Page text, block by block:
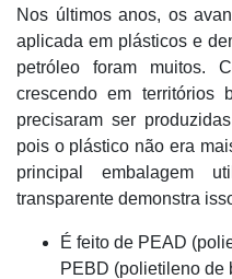
Nos últimos anos, os
aplicada em plásticos e
petróleo foram muitos.
crescendo em territórios
precisaram ser
pois o plástico não era
principal embalagem
transparente demonstra
É feito de PEAD
PEBD (polietileno de